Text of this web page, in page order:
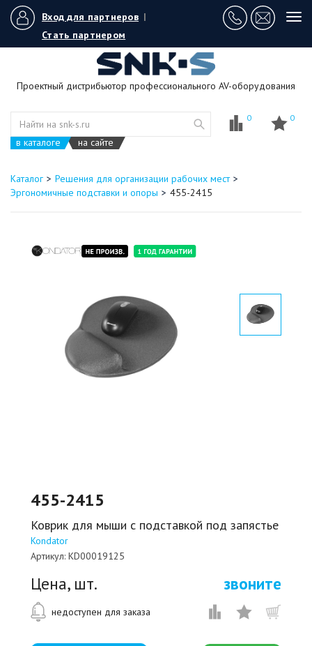
Вход для партнеров |
Стать партнером
Проектный дистрибьютор профессионального AV-оборудования
в каталоге на сайте
0 0
Каталог
Решения для организации рабочих мест
Эргономичные подставки и опоры
455-2415
455-2415
Коврик для мыши с подставкой под запястье
Kondator
Артикул: KD00019125
Цена, шт. звоните
недоступен для заказа